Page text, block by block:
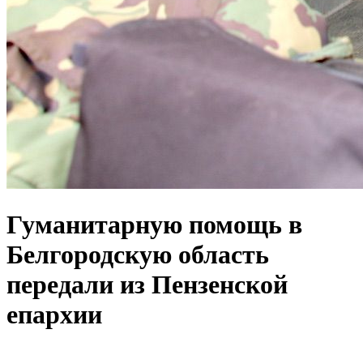
Гуманитарную помощь в
Белгородскую область
передали из Пензенской
епархии